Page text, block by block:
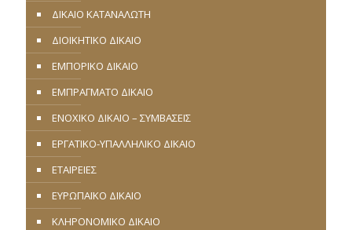
ΔΙΚΑΙΟ ΚΑΤΑΝΑΛΩΤΗ
ΔΙΟΙΚΗΤΙΚΟ ΔΙΚΑΙΟ
ΕΜΠΟΡΙΚΟ ΔΙΚΑΙΟ
ΕΜΠΡΑΓΜΑΤΟ ΔΙΚΑΙΟ
ΕΝΟΧΙΚΟ ΔΙΚΑΙΟ – ΣΥΜΒΑΣΕΙΣ
ΕΡΓΑΤΙΚΟ-ΥΠΑΛΛΗΛΙΚΟ ΔΙΚΑΙΟ
ΕΤΑΙΡΕΙΕΣ
ΕΥΡΩΠΑΪΚΟ ΔΙΚΑΙΟ
ΚΛΗΡΟΝΟΜΙΚΟ ΔΙΚΑΙΟ